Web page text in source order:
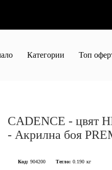
Категории Топ
CADENCE -
- Акрилна боя
Код: 904200 Тегло: 0.190 кг